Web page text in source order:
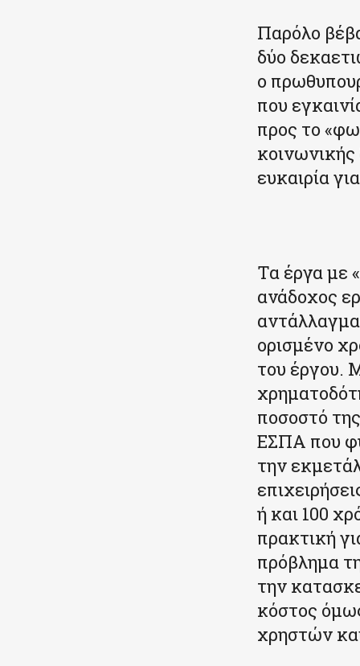
Παρόλο
δύο
ο
που
προς το
κοινωνικής
ευκαιρία
Τα έργα με
ανάδοχος
ορισμένο
του έργου.
ποσοστό
ΕΣΠΑ που
την
ή και 100
πρακτική
πρόβλημα
την
κόστος
χρηστών